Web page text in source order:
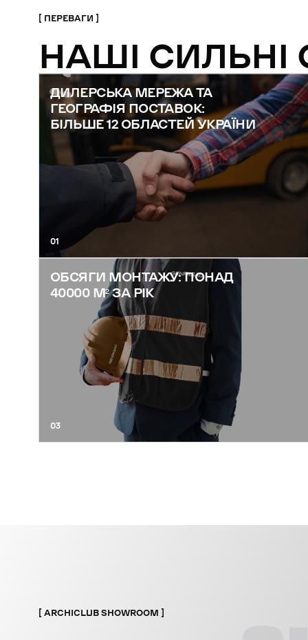
ПЕРЕВАГИ
НАШІ СИЛЬНІ
ДИЛЕРСЬКА МЕРЕЖА ТА
ГЕОГРАФІЯ ПОСТАВОК:
БІЛЬШЕ 12 ОБЛАСТЕЙ УКРАЇНИ
01
ОБСЯГИ МОНТАЖУ: ПОНАД
40000 М² ЗА РІК
03
ARCHICLUB SHOWROOM